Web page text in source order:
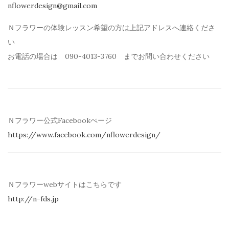
nflowerdesign@gmail.com
Ｎフラワーの体験レッスン希望の方は上記アドレスへ連絡くださ
い
お電話の場合は 090-4013-3760 までお問い合わせください
Ｎフラワー公式Facebookぺージ
https://www.facebook.com/nflowerdesign/
Ｎフラワーwebサイトはこちらです
http://n-fds.jp